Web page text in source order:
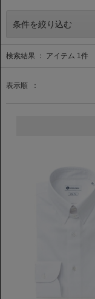
条件を絞り込む
検索結果 ： アイテム 1件
表示順 ：